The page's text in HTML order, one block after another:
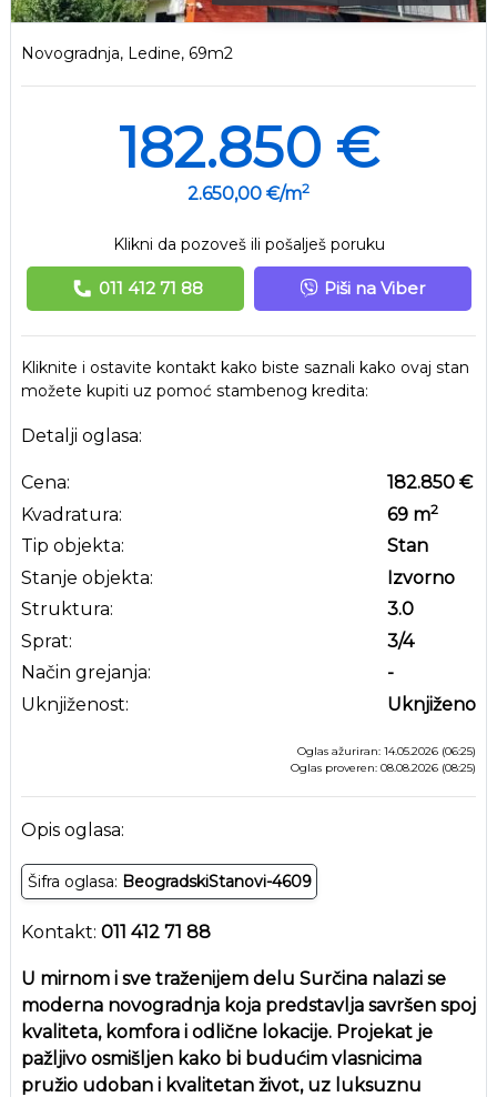
Novogradnja, Ledine, 69m2
182.850 €
2.650,00 €/m2
Klikni da pozoveš ili pošalješ poruku
011 412 71 88 Piši na Viber
Kliknite i ostavite kontakt kako biste saznali kako ovaj stan
možete kupiti uz pomoć stambenog kredita:
Detalji oglasa:
Cena:
Kvadratura:
Tip objekta:
Stanje objekta:
Struktura:
Sprat:
Način grejanja:
Uknjiženost:
182.850 €
69 m2
Stan
Izvorno
3.0
3/4
-
Uknjiženo
Oglas ažuriran: 14.05.2026 (06:25)
Oglas proveren: 08.08.2026 (08:25)
Opis oglasa:
Šifra oglasa: BeogradskiStanovi-4609
Kontakt: 011 412 71 88
U mirnom i sve traženijem delu Surčina nalazi se
moderna novogradnja koja predstavlja savršen spoj
kvaliteta, komfora i odlične lokacije. Projekat je
pažljivo osmišljen kako bi budućim vlasnicima
pružio udoban i kvalitetan život, uz luksuznu